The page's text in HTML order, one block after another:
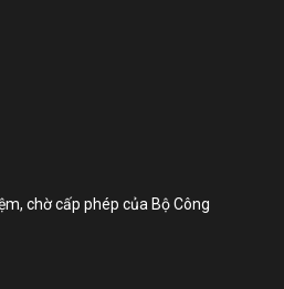
chờ cấp phép của Bộ Công